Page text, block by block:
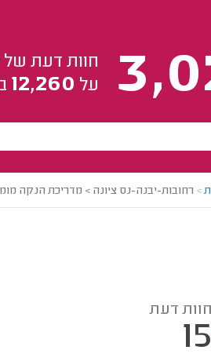
חוות דעת של
על 12,260
> רחובות-יבנה-נס ציונה > מדריכת הנקה
חוות דעת
15